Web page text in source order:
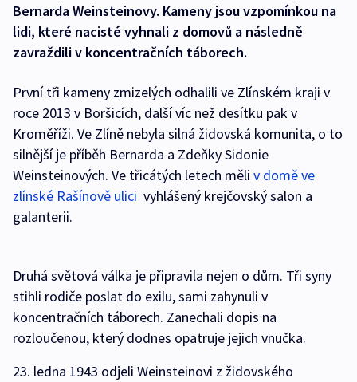
Bernarda Weinsteinovy. Kameny jsou vzpomínkou na
lidi, které nacisté vyhnali z domovů a následně
zavraždili v koncentračních táborech.
První tři kameny zmizelých odhalili ve Zlínském kraji v
roce 2013 v Boršicích, další víc než desítku pak v
Kroměříži. Ve Zlíně nebyla silná židovská komunita, o to
silnější je příběh Bernarda a Zdeňky Sidonie
Weinsteinových. Ve třicátých letech měli v domě ve
zlínské Rašínově ulici vyhlášený krejčovský salon a
galanterii.
Druhá světová válka je připravila nejen o dům. Tři syny
stihli rodiče poslat do exilu, sami zahynuli v
koncentračních táborech. Zanechali dopis na
rozloučenou, který dodnes opatruje jejich vnučka.
23. ledna 1943 odjeli Weinsteinovi z židovského